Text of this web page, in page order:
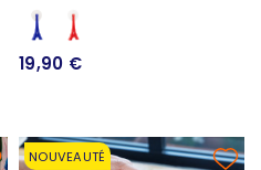
19,90 €
NOUVEAUTÉ